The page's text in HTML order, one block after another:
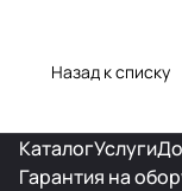
Назад к списку
КаталогУслуги
Гарантия на